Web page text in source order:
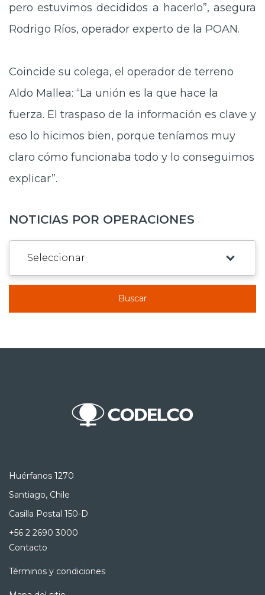
pero estuvimos decididos a hacerlo”, asegura
Rodrigo Ríos, operador experto de la POAN.
Coincide su colega, el operador de terreno
Aldo Mallea: “La unión es la que hace la
fuerza. El traspaso de la información es clave y
eso lo hicimos bien, porque teníamos muy
claro cómo funcionaba todo y lo conseguimos
explicar”.
NOTICIAS POR OPERACIONES
Buscar
Huérfanos 1270
Santiago, Chile
Casilla Postal 150-D
+56 2 2690 3000
Contacto
Términos y condiciones